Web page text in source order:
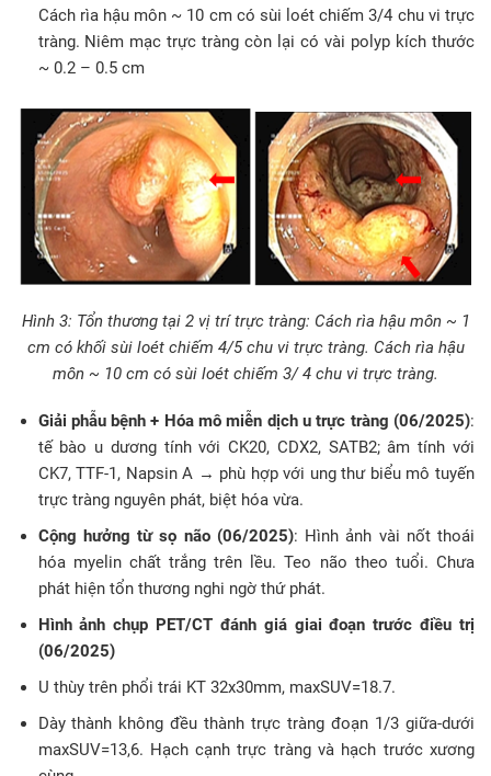
Cách rìa hậu môn ~ 10 cm có sùi loét chiếm 3/4 chu vi trực
tràng. Niêm mạc trực tràng còn lại có vài polyp kích thước
~ 0.2 – 0.5 cm
Hình 3: Tổn thương tại 2 vị trí trực tràng: Cách rìa hậu môn ~ 1
cm có khối sùi loét chiếm 4/5 chu vi trực tràng. Cách rìa hậu
môn ~ 10 cm có sùi loét chiếm 3/ 4 chu vi trực tràng.
Giải phẫu bệnh + Hóa mô miễn dịch u trực tràng (06/2025):
tế bào u dương tính với CK20, CDX2, SATB2; âm tính với
CK7, TTF-1, Napsin A → phù hợp với ung thư biểu mô tuyến
trực tràng nguyên phát, biệt hóa vừa.
Cộng hưởng từ sọ não (06/2025): Hình ảnh vài nốt thoái
hóa myelin chất trắng trên lều. Teo não theo tuổi. Chưa
phát hiện tổn thương nghi ngờ thứ phát.
Hình ảnh chụp PET/CT đánh giá giai đoạn trước điều trị
(06/2025)
U thùy trên phổi trái KT 32x30mm, maxSUV=18.7.
Dày thành không đều thành trực tràng đoạn 1/3 giữa-dưới
maxSUV=13,6. Hạch cạnh trực tràng và hạch trước xương